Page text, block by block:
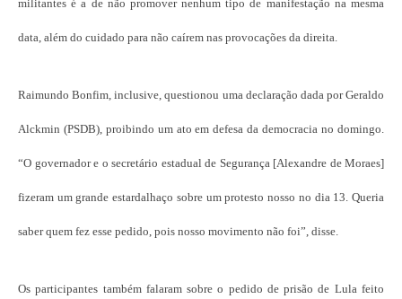
militantes é a de não promover nenhum tipo de manifestação na mesma
data, além do cuidado para não caírem nas provocações da direita.
Raimundo Bonfim, inclusive, questionou uma declaração dada por Geraldo
Alckmin (PSDB), proibindo um ato em defesa da democracia no domingo.
“O governador e o secretário estadual de Segurança [Alexandre de Moraes]
fizeram um grande estardalhaço sobre um protesto nosso no dia 13. Queria
saber quem fez esse pedido, pois nosso movimento não foi”, disse.
Os participantes também falaram sobre o pedido de prisão de Lula feito